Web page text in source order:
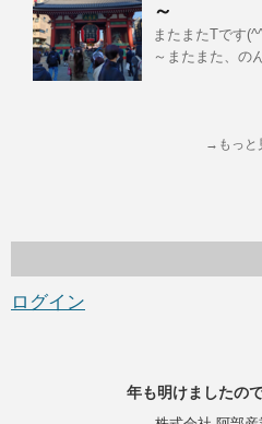
～
またまたTです
～またまた、の
→もっと
ログイン
年も明けましたの